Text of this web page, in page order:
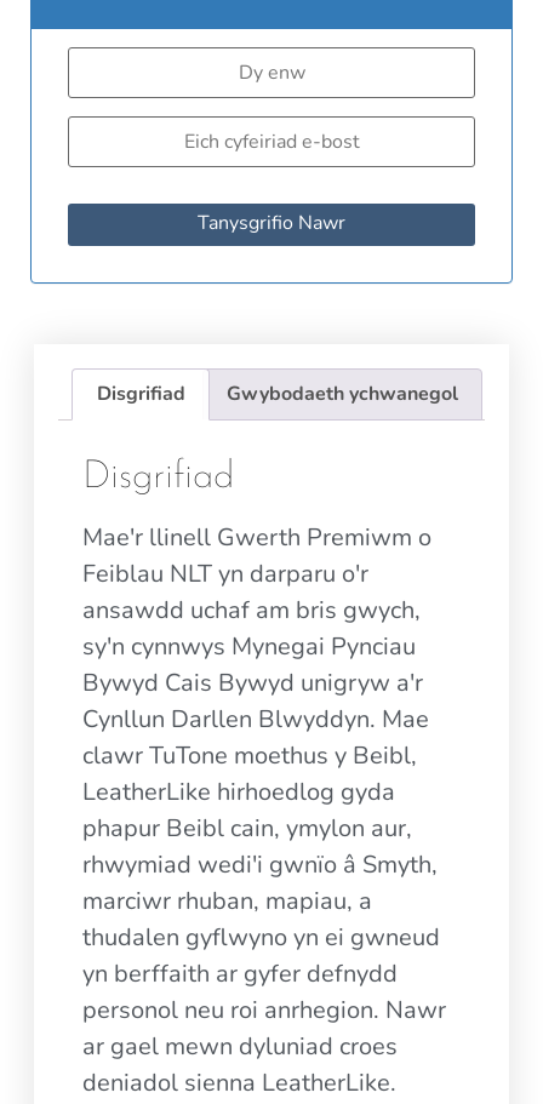
Tanysgrifio Nawr
Disgrifiad Gwybodaeth ychwanegol
Disgrifiad
Mae'r llinell Gwerth Premiwm o
Feiblau NLT yn darparu o'r
ansawdd uchaf am bris gwych,
sy'n cynnwys Mynegai Pynciau
Bywyd Cais Bywyd unigryw a'r
Cynllun Darllen Blwyddyn. Mae
clawr TuTone moethus y Beibl,
LeatherLike hirhoedlog gyda
phapur Beibl cain, ymylon aur,
rhwymiad wedi'i gwnïo â Smyth,
marciwr rhuban, mapiau, a
thudalen gyflwyno yn ei gwneud
yn berffaith ar gyfer defnydd
personol neu roi anrhegion. Nawr
ar gael mewn dyluniad croes
deniadol sienna LeatherLike.